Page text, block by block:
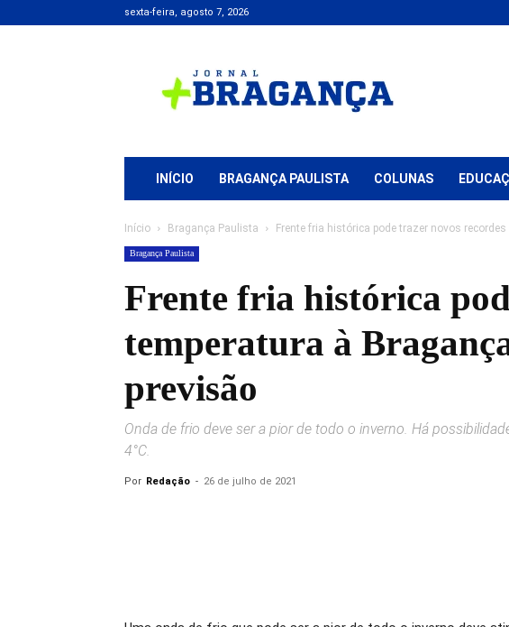
sexta-feira, agosto 7, 2026
+
Bragança
INÍCIO BRAGANÇA PAULISTA COLUNAS
Início Bragança Paulista Frente fria histórica pode trazer novos
Bragança Paulista
Frente fria histórica
temperatura à
previsão
Onda de frio deve ser a pior de todo o inverno. Há
4°C.
Por Redação - 26 de julho de 2021